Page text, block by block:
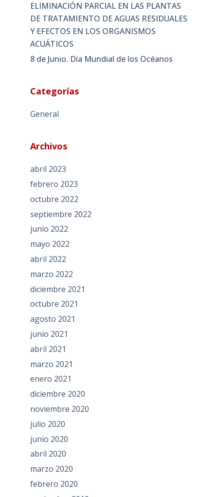
ELIMINACIÓN PARCIAL EN LAS PLANTAS
DE TRATAMIENTO DE AGUAS RESIDUALES
Y EFECTOS EN LOS ORGANISMOS
ACUÁTICOS
8 de Junio. Día Mundial de los Océanos
Categorías
General
Archivos
abril 2023
febrero 2023
octubre 2022
septiembre 2022
junio 2022
mayo 2022
abril 2022
marzo 2022
diciembre 2021
octubre 2021
agosto 2021
junio 2021
abril 2021
marzo 2021
enero 2021
diciembre 2020
noviembre 2020
julio 2020
junio 2020
abril 2020
marzo 2020
febrero 2020